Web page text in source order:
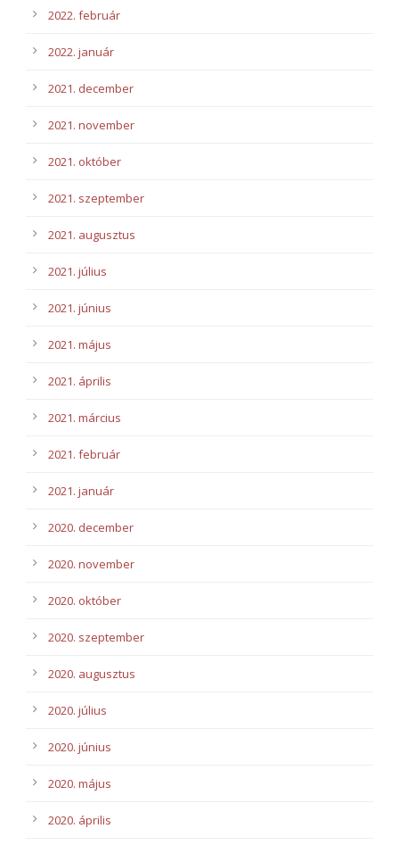
2022. február
2022. január
2021. december
2021. november
2021. október
2021. szeptember
2021. augusztus
2021. július
2021. június
2021. május
2021. április
2021. március
2021. február
2021. január
2020. december
2020. november
2020. október
2020. szeptember
2020. augusztus
2020. július
2020. június
2020. május
2020. április